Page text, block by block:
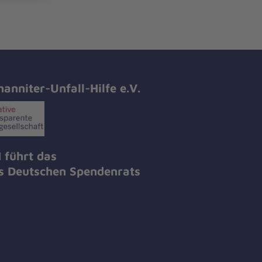
Unfall-Hilfe e.V.
führt das
Spendenrats